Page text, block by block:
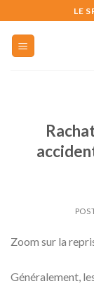
to
content
LE
Zoom sur la
Généralement,